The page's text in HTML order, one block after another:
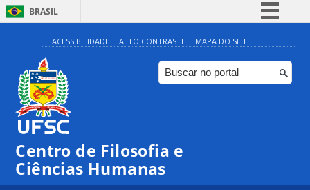
BRASIL
Simplifique!
Comunica BR
Participe
ACESSIBILIDADE ALTO CONTRASTE MAPA DO SITE
Centro de Filosofia e
Ciências Humanas